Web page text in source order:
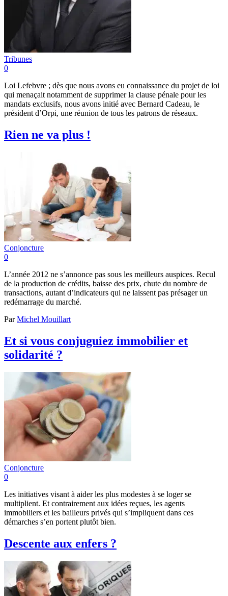
Tribunes
0
Loi Lefebvre ; dès que nous avons eu connaissance du projet de loi
qui menaçait notamment de supprimer la clause pénale pour les
mandats exclusifs, nous avons initié avec Bernard Cadeau, le
président d’Orpi, une réunion de tous les patrons de réseaux.
Rien ne va plus !
Conjoncture
0
L’année 2012 ne s’annonce pas sous les meilleurs auspices. Recul
de la production de crédits, baisse des prix, chute du nombre de
transactions, autant d’indicateurs qui ne laissent pas présager un
redémarrage du marché.
ParMichel Mouillart
Et si vous conjuguiez immobilier et
solidarité ?
Conjoncture
0
Les initiatives visant à aider les plus modestes à se loger se
multiplient. Et contrairement aux idées reçues, les agents
immobiliers et les bailleurs privés qui s’impliquent dans ces
démarches s’en portent plutôt bien.
Descente aux enfers ?